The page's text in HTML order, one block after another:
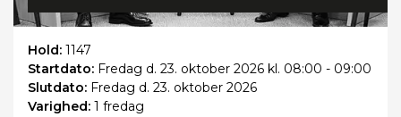
Hold: 1147
Startdato: Fredag d. 23. oktober 2026 kl. 08:00 - 09:00
Slutdato: Fredag d. 23. oktober 2026
Varighed: 1 fredag